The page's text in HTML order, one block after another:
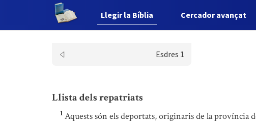
Llegir la Bíblia Cercador avançat
Esdres 1
Llista dels repatriats
1 Aquests són els deportats, originaris de la província